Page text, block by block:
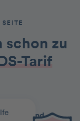
schon zu
Tarif